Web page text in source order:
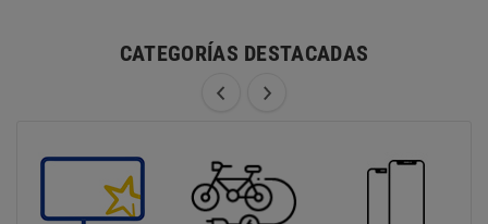
CATEGORÍAS DESTACADAS